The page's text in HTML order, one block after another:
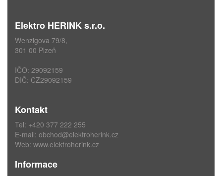
Elektro HERINK s.r.o.
Wenzigova 79/8,
301 00 Plzeň
IČO: 29092159
DIČ: CZ29092159
Kontakt
Tel: +420 377 222 255
E-mail: obchod@elektroherink.cz
Web: www.elektroherink.cz
Informace